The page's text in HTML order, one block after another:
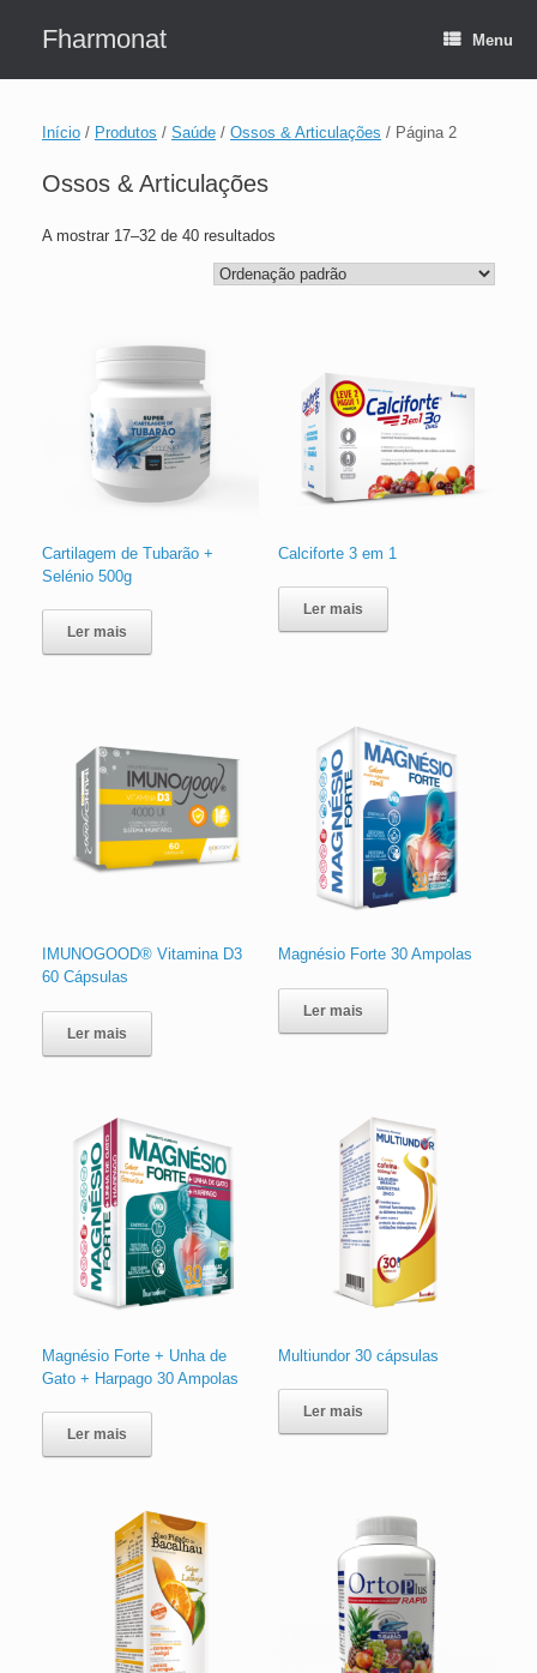
Fharmonat Menu
Início / Produtos / Saúde / Ossos & Articulações / Página 2
Ossos & Articulações
A mostrar 17–32 de 40 resultados
Cartilagem de Tubarão +
Selénio 500g
Ler mais
Calciforte 3 em 1
Ler mais
IMUNOGOOD®️ Vitamina D3
60 Cápsulas
Ler mais
Magnésio Forte 30 Ampolas
Ler mais
Magnésio Forte + Unha de
Gato + Harpago 30 Ampolas
Ler mais
Multiundor 30 cápsulas
Ler mais